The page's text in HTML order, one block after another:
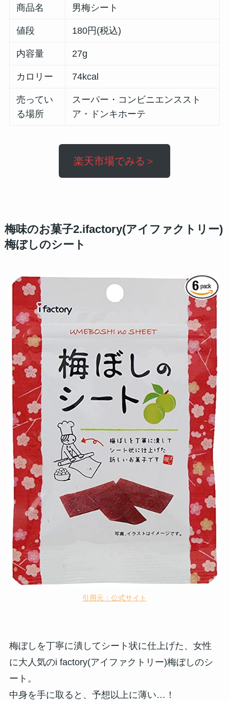
商品名 男梅シート
値段 180円(税込)
内容量 27g
カロリー 74kcal
売ってい
る場所
スーパー・コンビニエンススト
ア・ドンキホーテ
楽天市場でみる＞
梅味のお菓子2.ifactory(アイファクトリー)
梅ぼしのシート
引用元：公式サイト
梅ぼしを丁寧に潰してシート状に仕上げた、女性
に大人気のi factory(アイファクトリー)梅ぼしのシ
ート。
中身を手に取ると、予想以上に薄い…！